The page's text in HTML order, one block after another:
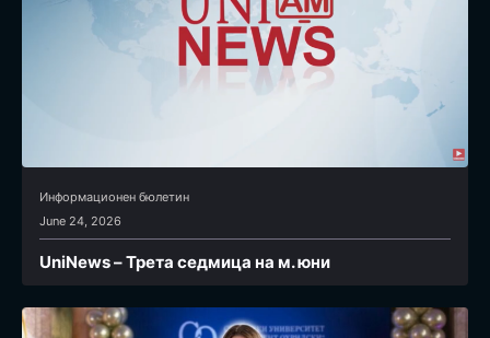
Информационен бюлетин
June 24, 2026
UniNews – Трета седмица на м. юни